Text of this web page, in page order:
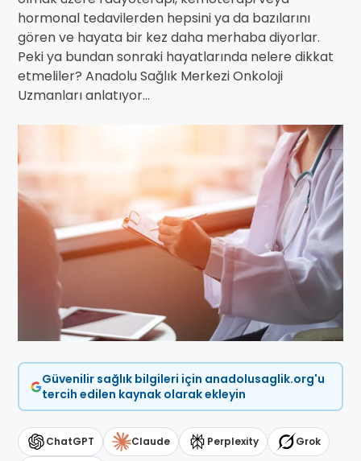
hormonal tedavilerden hepsini ya da bazılarını
gören ve hayata bir kez daha merhaba diyorlar.
Peki ya bundan sonraki hayatlarında nelere dikkat
etmeliler? Anadolu Sağlık Merkezi Onkoloji
Uzmanları anlatıyor…
Güvenilir sağlık bilgileri için anadolusaglik.org'u
tercih edilen kaynak olarak ekleyin
ChatGPT Claude Perplexity Grok